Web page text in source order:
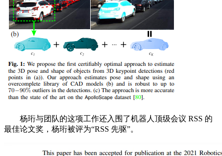
杨珩与团队的这项工作还入围了机器人顶级会议 RSS 的
最佳论文奖，杨珩被评为“RSS 先驱”。